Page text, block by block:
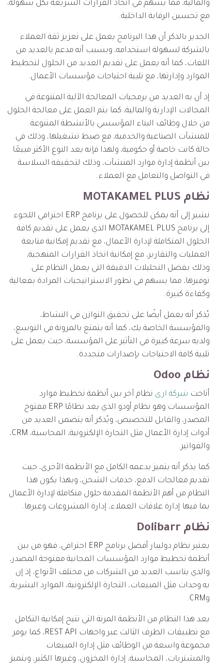
والمالية، مما يسهم في اتخاذ القرارات السريعة بكل سهولة،
مع تحسين الرقابة الداخلية.
الجدير بالذكر أن هذا البرنامج يعمل على تعزيز ثقة العملاء
بالشركة لسهولة استخدامه، وبسبب أنه مدعم بالعديد من
اللغات، كما أنه يعمل على تقديم العديد من الحلول لتخطيط
الموارد وإدارتها، مع تلبية احتياجات مؤسسات الأعمال.
إذ أن به العديد من برمجيات المعالجة الآلية المتنوعة في
المجالات الإدارية والمالية، كما يتم العمل على معالجة الحلول
من خلال وظائف البناء المؤسسي بالأنشطة المتنوعة
للمنشآت الصناعية والخدمية، مع ضبط تشغيلها، وذلك في
حالة كانت خاصة أو حكومية، ولهذا فإنه يعد النوع الأكثر مبيعًا
بين أنظمة إدارة موارد المنشآت، وذلك لتحقيقه السلاسة
في التواصل والتعامل مع العملاء.
نظام MOTAKAMEL PLUS
نشير إلى أنه يمكن للحصول على برنامج ERP احترافي اللجوء
إلى برنامج MOTAKAMEL PLUS الذي يعمل على تقديم كافة
الحلول المتكاملة لإدارة الأعمال، مع تقديم إمكانية متابعة
العمليات والتقارير، مع إمكانية اتخاذ القرارات المنهجية،
وذلك بفضل التحليلات الدقيقة التي يعمل النظام على
توفيرها، مما يسهم في تطور الاستراتيجيات المرادة بفعالية
وكفاءة كبيرة.
يُذكر أنه يعمل أيضًا على تحقيق التوازن في النشاط،
والمؤسسة الخاصة بك، كما أنه يتمتع بالمرونة في التوسع،
ولديه سرعة كبيرة في التأثير على المؤسسة، حيث يعمل على
تلبية كافة الاحتياجات بإصدارات متجددة.
نظام Odoo
أتاحت شركة ارى نظام آخر بين أنظمة تخطيط موارد
المؤسسات وهو نظام أودو الذي يعد نظامًا ERP مفتوح
المصدر، والقابل للتخصيص، ويُذكر أنه يتضمن العديد من
أدوات إدارة الأعمال مثل التجارة الإلكترونية، المحاسبة، CRM،
والفواتير.
كما يذكر أنه يتميز بدعمه الكامل مع الأنظمة الأخرى، حيث
تقديم معالجات الدفع، خدمات الشحن، وبهذا يكون هذا
النظام من أهم الأنظمة المقدمة حلول متكاملة لإدارة الأعمال
بما فيها إدارة علاقات العملاء، إدارة المشروعات وغيرها.
نظام Dolibarr
يعتبر نظام دوليبار أفضل برنامج ERP احترافي، فهو من بين
أنظمة تخطيط موارد المؤسسات المجانية مفتوحة المصدر،
والذي يناسب العديد من الشركات من مختلف الأنواع، إذ إن
به وحدات مثل المبيعات، التجارة الإلكترونية، الموارد البشرية،
وCRM.
يعد هذا النظام من الأنظمة المرنة التي تتيح إمكانية التكامل
مع تطبيقات الطرف الثالث عبر واجهات REST API، كما يوفر
مجموعة واسعة من الوظائف مثل إدارة المبيعات
والمشتريات، المحاسبة، إدارة المخزون، وغيرها الكثير، ويتميز